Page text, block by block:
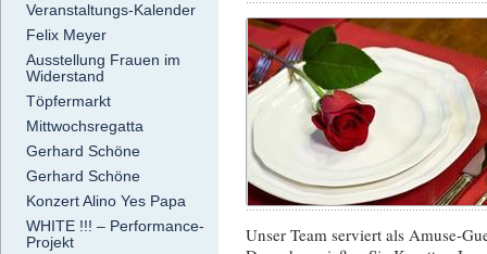
Veranstaltungs-Kalender
Felix Meyer
Ausstellung Frauen im
Widerstand
Töpfermarkt
Mittwochsregatta
Gerhard Schöne
Gerhard Schöne
Konzert Alino Yes Papa
WHITE !!! – Performance-
Projekt
Unser Team serviert als Amuse-